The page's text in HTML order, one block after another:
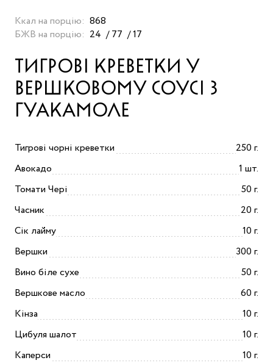
Ккал на порцію: 868
БЖВ на порцію: 24 77 17
ТИГРОВІ КРЕВЕТКИ У
ВЕРШКОВОМУ СОУСІ З
ГУАКАМОЛЕ
Тигрові чорні креветки
250 г.
Авокадо
1 шт.
Томати Чері
50 г.
Часник
20 г.
Сік лайму
10 г.
Вершки
300 г.
Вино біле сухе
50 г.
Вершкове масло
60 г.
Кінза
10 г.
Цибуля шалот
10 г.
Каперси
10 г.